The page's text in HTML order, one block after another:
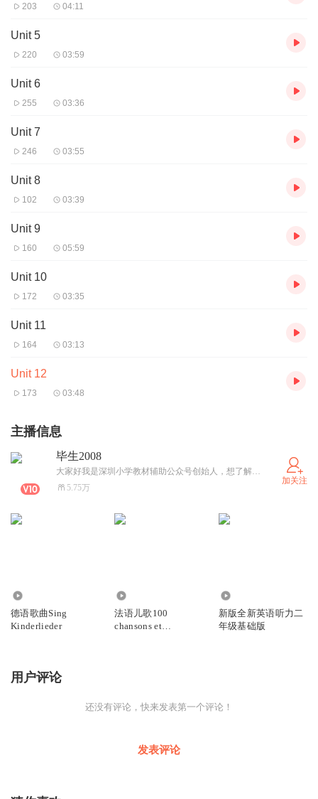
203 04:11
Unit 5
220 03:59
Unit 6
255 03:36
Unit 7
246 03:55
Unit 8
102 03:39
Unit 9
160 05:59
Unit 10
172 03:35
Unit 11
164 03:13
Unit 12
173 03:48
主播信息
毕生2008
大家好我是深圳小学教材辅助公众号创始人，想了解更多学习资源，请关注微信公众号：深圳小学教材辅助
5.75万
加关注
德语歌曲Sing
Kinderlieder
法语儿歌100
chansons et
新版全新英语听力二
年级基础版
用户评论
还没有评论，快来发表第一个评论！
发表评论